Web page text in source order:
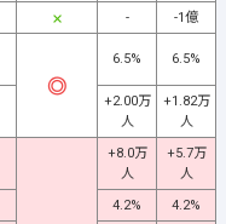
- -1億
6.5% 6.5%
+2.00万
人
+1.82万
人
+8.0万
人
+5.7万
人
4.2% 4.2%